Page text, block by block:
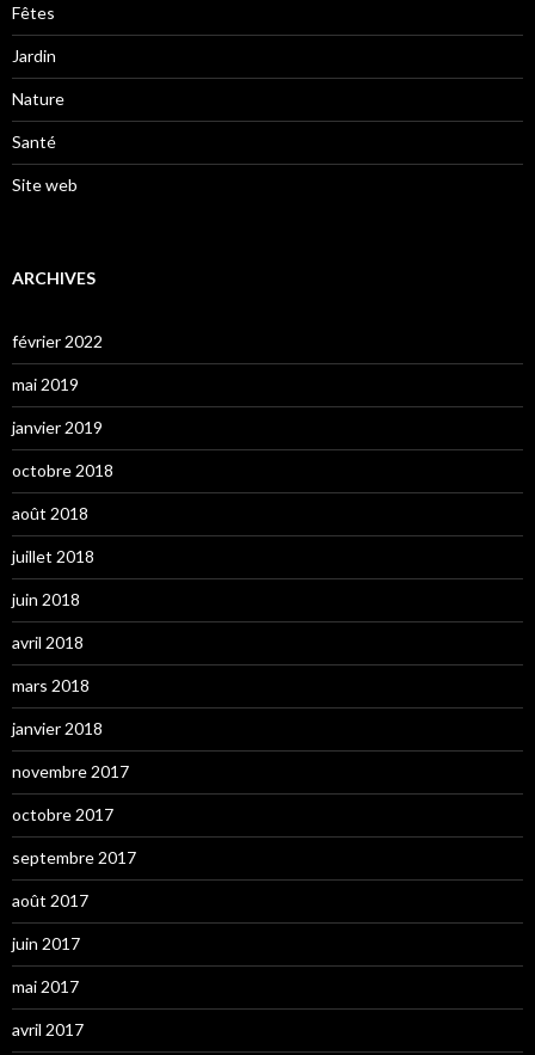
Fêtes
Jardin
Nature
Santé
Site web
ARCHIVES
février 2022
mai 2019
janvier 2019
octobre 2018
août 2018
juillet 2018
juin 2018
avril 2018
mars 2018
janvier 2018
novembre 2017
octobre 2017
septembre 2017
août 2017
juin 2017
mai 2017
avril 2017